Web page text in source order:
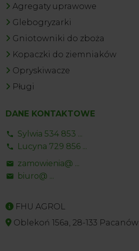
Agregaty uprawowe
Glebogryzarki
Gniotowniki do zboża
Kopaczki do ziemniaków
Opryskiwacze
Pługi
DANE KONTAKTOWE
Sylwia 534 853 ...
Lucyna 729 856 ...
zamowienia@ ...
biuro@ ...
FHU AGROL
Oblekoń 156a, 28-133 Pacanów